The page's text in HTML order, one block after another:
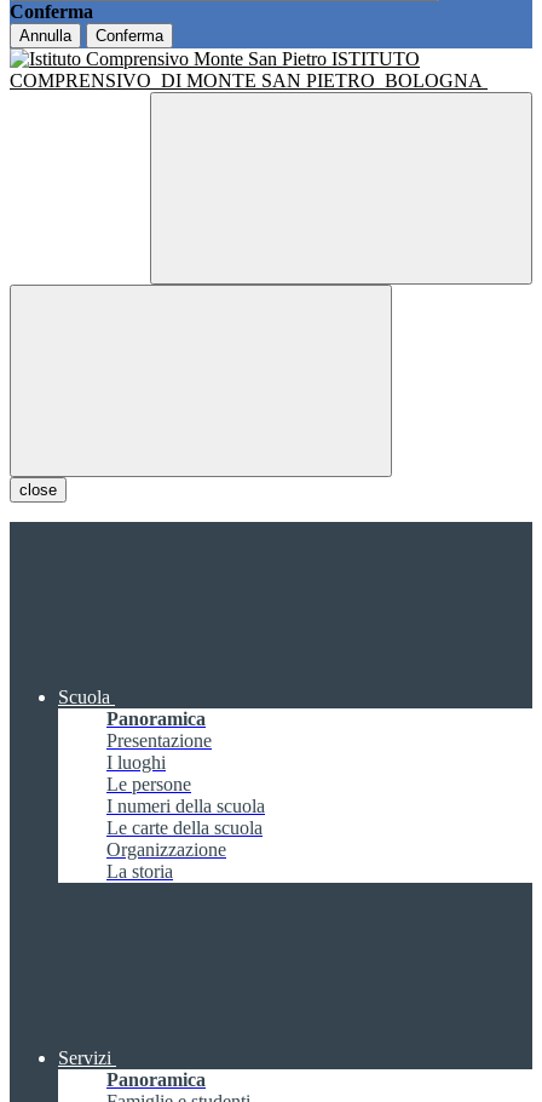
Conferma
Annulla Conferma
ISTITUTO
COMPRENSIVO DI MONTE SAN PIETRO BOLOGNA
close
Scuola
Panoramica
Presentazione
I luoghi
Le persone
I numeri della scuola
Le carte della scuola
Organizzazione
La storia
Servizi
Panoramica